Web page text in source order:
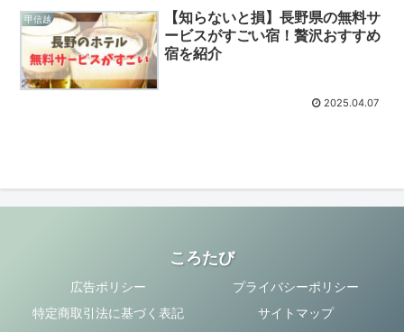
甲信越
【知らないと損】長野県の無料サ
ービスがすごい宿！贅沢おすすめ
宿を紹介
2025.04.07
ころたび
広告ポリシー
プライバシーポリシー
特定商取引法に基づく表記
サイトマップ